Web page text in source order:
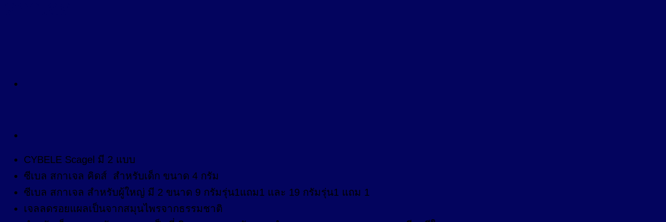
CYBELE Scagel มี 2 แบบ
ซีเบล สกาเจล คิดส์ สำหรับเด็ก ขนาด 4 กรัม
ซีเบล สกาเจล สำหรับผู้ใหญ่ มี 2 ขนาด 9 กรัมรุ่น1แถม1 และ 19 กรัมรุ่น1 แถม 1
เจลลดรอยแผลเป็นจากสมุนไพรจากธรรมชาติ